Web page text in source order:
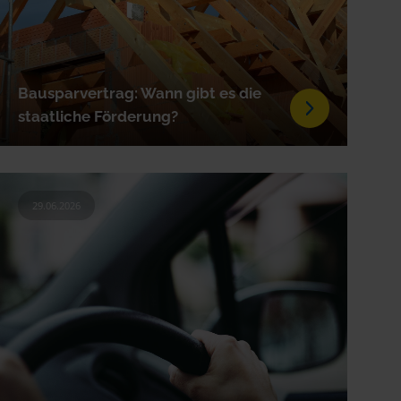
Bausparvertrag: Wann gibt es die
staatliche Förderung?
29.06.2026